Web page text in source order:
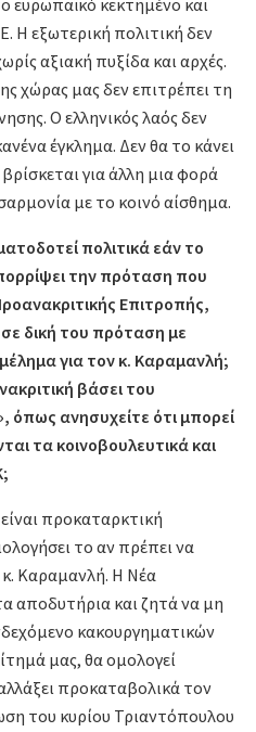
ευρωπαϊκό κεκτημένο και
Η εξωτερική πολιτική δεν
αξιακή πυξίδα και αρχές.
χώρας μας δεν επιτρέπει τη
Ο ελληνικός λαός δεν
έγκλημα. Δεν θα το κάνει
για άλλη μια φορά
με το κοινό αίσθημα.
πολιτικά εάν το
την πρόταση που
Επιτροπής,
δική του πρόταση με
για τον κ. Καραμανλή;
βάσει του
όπως ανησυχείτε ότι μπορεί
τα κοινοβουλευτικά και
προκαταρκτική
το αν πρέπει να
κ. Καραμανλή. Η Νέα
αποδυτήρια και ζητά να μη
κακουργηματικών
μας, θα ομολογεί
προκαταβολικά τον
του κυρίου Τριαντόπουλου